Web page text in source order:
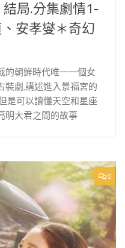
結局.分集劇情1-
安孝燮＊奇幻
的朝鮮時代唯一一個女
裝劇,講述進入景福宮的
是可以讀懂天空和星座
明大君之間的故事
0